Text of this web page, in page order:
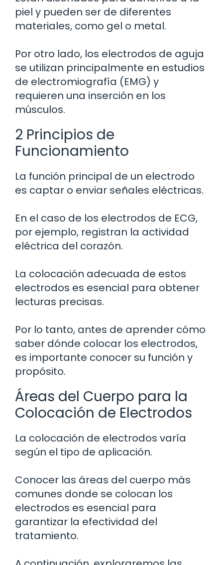
piel y pueden ser de diferentes
materiales, como gel o metal.
Por otro lado, los electrodos de aguja
se utilizan principalmente en estudios
de electromiografía (EMG) y
requieren una inserción en los
músculos.
2 Principios de
Funcionamiento
La función principal de un electrodo
es captar o enviar señales eléctricas.
En el caso de los electrodos de ECG,
por ejemplo, registran la actividad
eléctrica del corazón.
La colocación adecuada de estos
electrodos es esencial para obtener
lecturas precisas.
Por lo tanto, antes de aprender cómo
saber dónde colocar los electrodos,
es importante conocer su función y
propósito.
Áreas del Cuerpo para la
Colocación de Electrodos
La colocación de electrodos varía
según el tipo de aplicación.
Conocer las áreas del cuerpo más
comunes donde se colocan los
electrodos es esencial para
garantizar la efectividad del
tratamiento.